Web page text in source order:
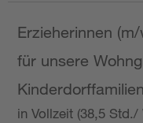
Erzieherinnen
für unsere
Kinderdorffamilien
in Vollzeit (38,5